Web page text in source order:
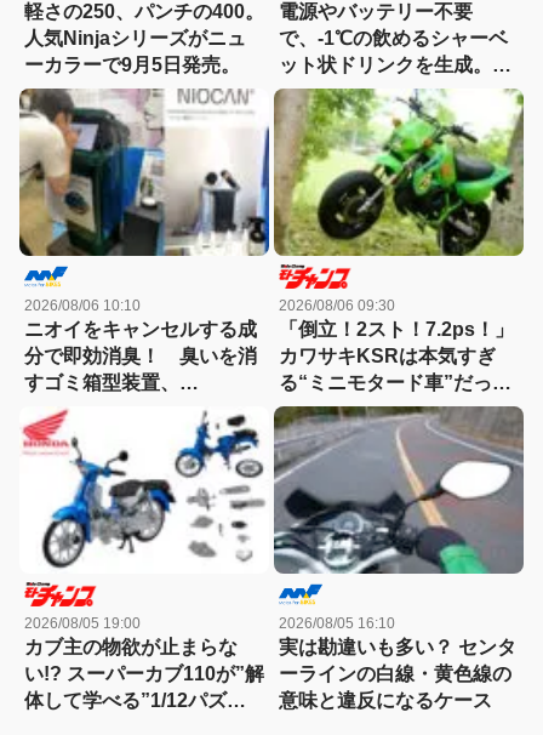
軽さの250、パンチの400。
人気Ninjaシリーズがニュ
ーカラーで9月5日発売。
電源やバッテリー不要
で、-1℃の飲めるシャーベ
ット状ドリンクを生成。現
場作業やアウトドアに「ア
イススラリーメーカー」が
便利！
2026/08/06 10:10
ニオイをキャンセルする成
分で即効消臭！ 臭いを消
すゴミ箱型装置、
「NIOCAN（ニオキャ
ン）」を噴射！
2026/08/06 09:30
「倒立！2スト！7.2ps！」
カワサキKSRは本気すぎ
る“ミニモタード車”だった
【90年代名車】
2026/08/05 19:00
カブ主の物欲が止まらな
い!? スーパーカブ110が”解
体して学べる”1/12パズル
2026/08/05 16:10
実は勘違いも多い？ センタ
ーラインの白線・黄色線の
意味と違反になるケース